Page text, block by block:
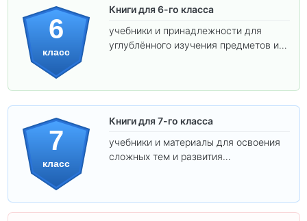
6
класс
Книги для 6-го класса
учебники и принадлежности для
углублённого изучения предметов и
7
класс
Книги для 7-го класса
учебники и материалы для освоения
сложных тем и развития